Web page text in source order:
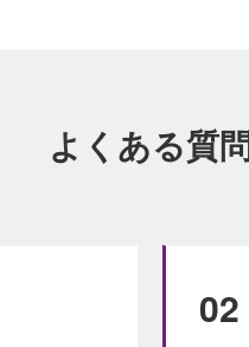
よくある質問
02